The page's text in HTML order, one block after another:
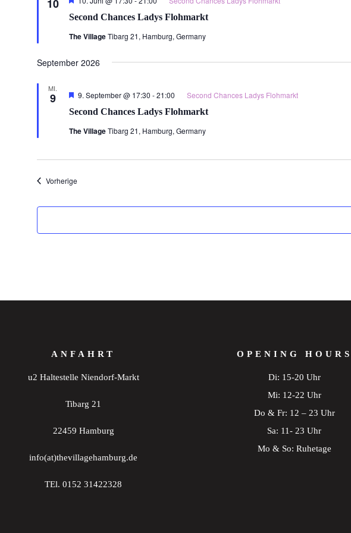
10
Second Chances Ladys Flohmarkt
The VillageTibarg 21, Hamburg, Germany
September 2026
MI.
9
Second Chances Ladys Flohmarkt
Hervorgehoben
9. September @ 17:30 -21:00 Second Chances Ladys Flohmarkt
The VillageTibarg 21, Hamburg, Germany
VorherigeVeranstaltungen
ANFAHRT
u2 Haltestelle Niendorf-Markt
Tibarg 21
22459 Hamburg
info(at)thevillagehamburg.de
TEl. 0152 31422328
OPENING HOURS
Di: 15-20 Uhr
Mi: 12-22 Uhr
Do & Fr: 12 – 23 Uhr
Sa: 11- 23 Uhr
Mo & So: Ruhetage